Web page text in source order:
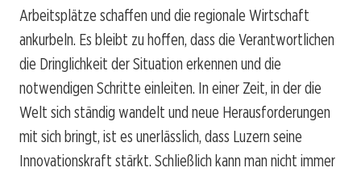
Arbeitsplätze schaffen und die regionale Wirtschaft
ankurbeln. Es bleibt zu hoffen, dass die Verantwortlichen
die Dringlichkeit der Situation erkennen und die
notwendigen Schritte einleiten. In einer Zeit, in der die
Welt sich ständig wandelt und neue Herausforderungen
mit sich bringt, ist es unerlässlich, dass Luzern seine
Innovationskraft stärkt. Schließlich kann man nicht immer